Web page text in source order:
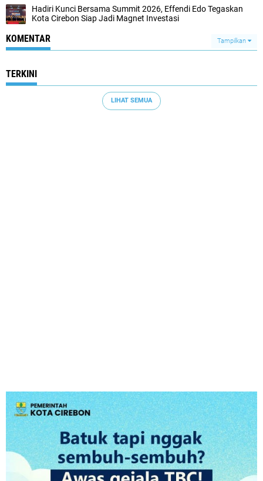
Hadiri Kunci Bersama Summit 2026, Effendi Edo Tegaskan
Kota Cirebon Siap Jadi Magnet Investasi
KOMENTAR Tampilkan
TERKINI
LIHAT SEMUA